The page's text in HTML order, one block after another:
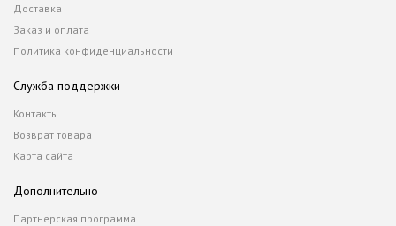
Доставка
Заказ и оплата
Политика конфиденциальности
Служба поддержки
Контакты
Возврат товара
Карта сайта
Дополнительно
Партнерская программа